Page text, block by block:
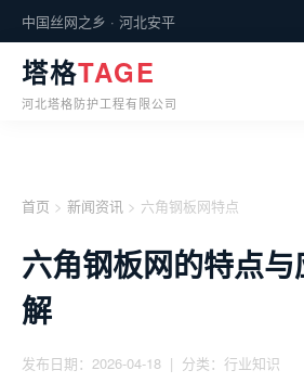
中国丝网之乡 · 河北安平
塔格TAGE
河北塔格防护工程有限公司
首页 > 新闻资讯 > 六角钢板网特点
六角钢板网的特点
解
发布日期：2026-04-18 | 分类：行业知识